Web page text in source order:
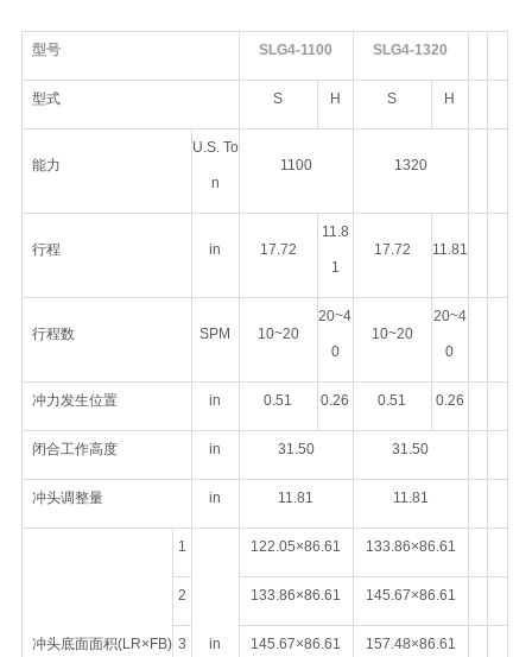
型号 SLG4-1100 SLG4-1320
型式 S H S H
能力
U.S. To
n
1100 1320
行程 in 17.72
11.8
1
17.72 11.81
行程数 SPM 10~20
20~4
0
10~20
20~4
0
冲力发生位置 in 0.51 0.26 0.51 0.26
闭合工作高度 in 31.50 31.50
冲头调整量 in 11.81 11.81
冲头底面面积(LR×FB)
1
in
122.05×86.61 133.86×86.61
2 133.86×86.61 145.67×86.61
3 145.67×86.61 157.48×86.61